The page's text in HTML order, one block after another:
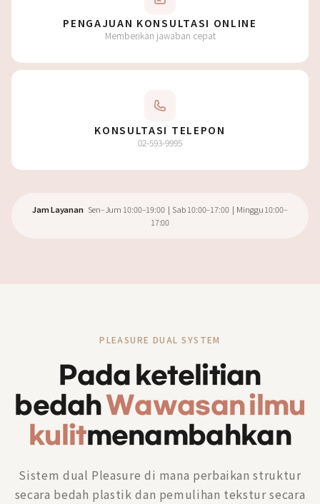
PENGAJUAN KONSULTASI ONLINE
Memberikan jawaban cepat
KONSULTASI TELEPON
02-593-9995
Jam Layanan Sen–Jum 10:00–19:00 | Sab 10:00–17:00 | Minggu 10:00–
17:00
PLEASURE DUAL SYSTEM
Pada ketelitian
bedahWawasan ilmu
kulitmenambahkan
Sistem dual Pleasure di mana perbaikan struktur
secara bedah plastik dan pemulihan tekstur secara